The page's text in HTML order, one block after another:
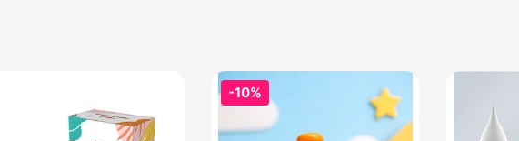
-10%